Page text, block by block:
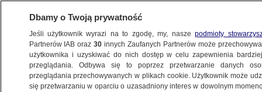
KONKRET24
RADA MINISTRÓW
Dbamy o Twoją prywatność
Jeśli użytkownik wyrazi na to zgodę, my, naszepodmioty
Partnerów IAB oraz30 innych Zaufanych Partnerów może
użytkownika i uzyskiwać do nich dostęp w celu zapewnienia
przeglądania. Odbywa się to poprzez przetwarzanie danych
przeglądania przechowywanych w plikach cookie. Użytkownik może
się przetwarzaniu w oparciu o uzasadniony interes w dowolnym